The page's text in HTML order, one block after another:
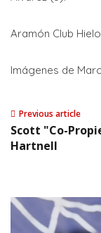
Aramón Club
Imágenes de
Previous article
Scott "Co-
Hartnell